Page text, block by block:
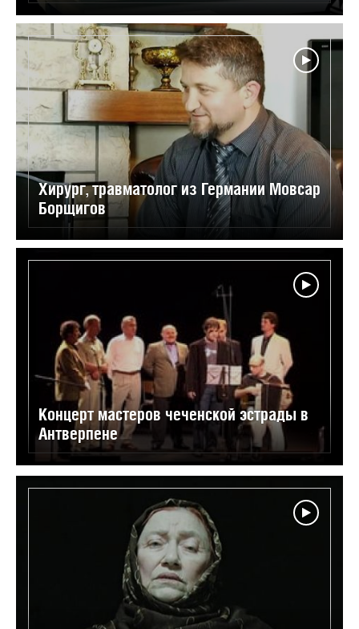
Хирург, травматолог из Германии Мовсар
Борщигов
Концерт мастеров чеченской эстрады в
Антверпене